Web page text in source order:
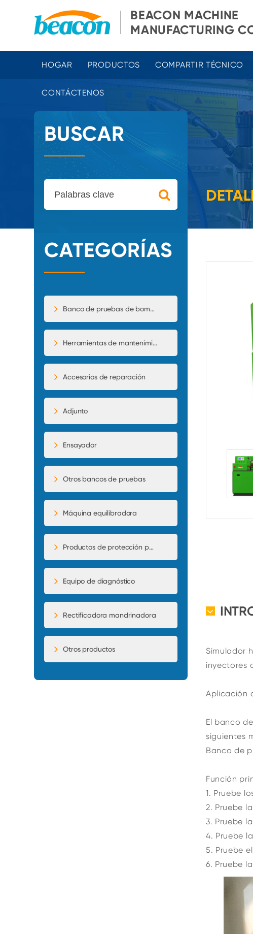
BEACON MACHINE
MANUFACTURING
HOGAR PRODUCTOS COMPARTIR TÉCNICO
CONTÁCTENOS
BUSCAR
CATEGORÍAS
Banco de pruebas de bomba de inyección
Herramientas de mantenimiento
Accesorios de reparación
Adjunto
Ensayador
Otros bancos de pruebas
Máquina equilibradora
Productos de protección para automóviles
Equipo de diagnóstico
Rectificadora mandrinadora
Otros productos
Simulador
inyectores
Aplicación
El banco
siguientes
Banco de
Función
1. Pruebe
2. Pruebe
3. Pruebe
4. Pruebe
5. Pruebe
6. Pruebe